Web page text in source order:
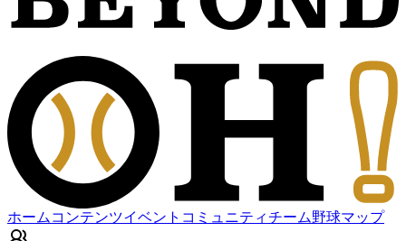
ホーム コンテンツイベント コミュニティチーム野球マップ